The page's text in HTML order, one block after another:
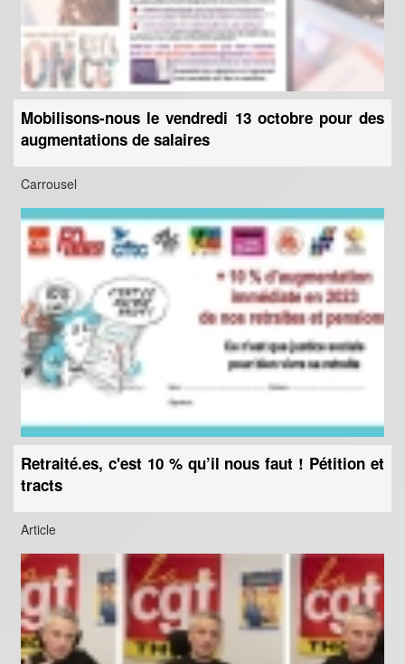
Mobilisons-nous le vendredi 13 octobre pour des
augmentations de salaires
Carrousel
Retraité.es, c'est 10 % qu’il nous faut ! Pétition et
tracts
Article